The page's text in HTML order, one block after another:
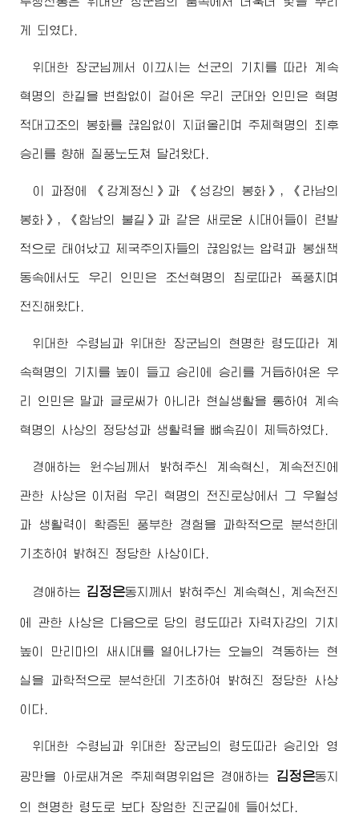
게 되였다.
위대한 장군님 께서 이끄시는 선군의 기치를 따라 계속
혁명의 한길을 변함없이 걸어온 우리 군대와 인민은 혁명
적대고조의 봉화를 끊임없이 지펴올리며 주체혁명의 최후
승리를 향해 질풍노도쳐 달려왔다.
이 과정에 《강계정신》과 《성강의 봉화》, 《라남의
봉화》, 《함남의 불길》과 같은 새로운 시대어들이 련발
적으로 태여났고 제국주의자들의 끊임없는 압력과 봉쇄책
동속에서도 우리 인민은 조선혁명의 침로따라 폭풍치며
전진해왔다.
위대한 수령님 과위대한 장군님의 현명한 령도따라 계
속혁명의 기치를 높이 들고 승리에 승리를 거듭하여온 우
리 인민은 말과 글로써가 아니라 현실생활을 통하여 계속
혁명의 사상의 정당성과 생활력을 뼈속깊이 체득하였다.
경애하는 원수님 께서 밝혀주신 계속혁신, 계속전진에
관한 사상은 이처럼 우리 혁명의 전진로상에서 그 우월성
과 생활력이 확증된 풍부한 경험을 과학적으로 분석한데
기초하여 밝혀진 정당한 사상이다.
경애하는 김정은동지 께서 밝혀주신 계속혁신, 계속전진
에 관한 사상은 다음으로 당의 령도따라 자력자강의 기치
높이 만리마의 새시대를 열어나가는 오늘의 격동하는 현
실을 과학적으로 분석한데 기초하여 밝혀진 정당한 사상
이다.
위대한 수령님 과위대한 장군님의 령도따라 승리와 영
광만을 아로새겨온 주체혁명위업은 경애하는 김정은동지
의 현명한 령도로 보다 장엄한 진군길에 들어섰다.